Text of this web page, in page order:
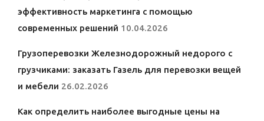
эффективность маркетинга с помощью
современных решений 10.04.2026
Грузоперевозки Железнодорожный недорого с
грузчиками: заказать Газель для перевозки вещей
и мебели 26.02.2026
Как определить наиболее выгодные цены на